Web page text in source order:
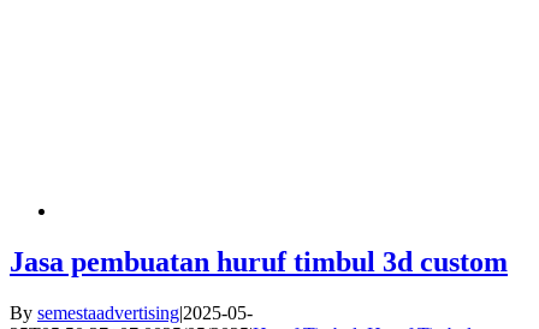
Jasa pembuatan huruf timbul 3d custom
By semestaadvertising|2025-05-